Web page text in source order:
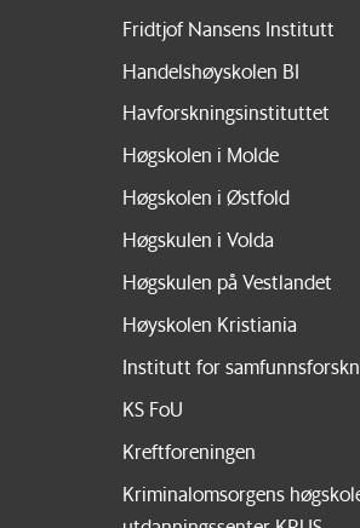
Fridtjof Nansens Institutt
Handelshøyskolen BI
Havforskningsinstituttet
Høgskolen i Molde
Høgskolen i Østfold
Høgskulen i Volda
Høgskulen på Vestlandet
Høyskolen Kristiania
Institutt for
KS FoU
Kreftforeningen
Kriminalomsorgens